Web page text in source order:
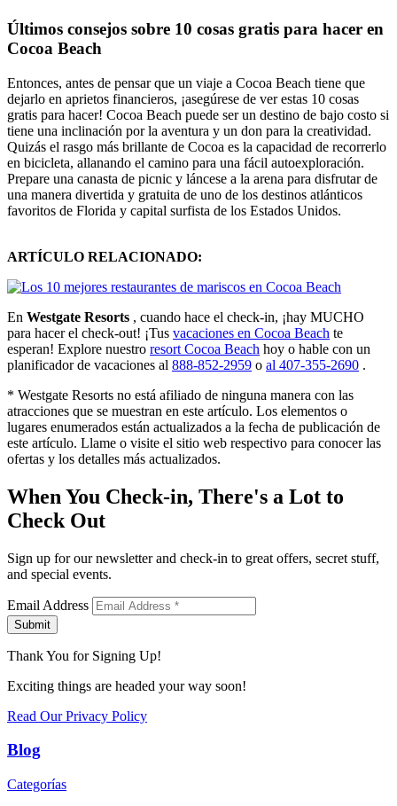
Últimos consejos sobre 10 cosas gratis para hacer en
Cocoa Beach
Entonces, antes de pensar que un viaje a Cocoa Beach tiene que
dejarlo en aprietos financieros, ¡asegúrese de ver estas 10 cosas
gratis para hacer! Cocoa Beach puede ser un destino de bajo costo si
tiene una inclinación por la aventura y un don para la creatividad.
Quizás el rasgo más brillante de Cocoa es la capacidad de recorrerlo
en bicicleta, allanando el camino para una fácil autoexploración.
Prepare una canasta de picnic y láncese a la arena para disfrutar de
una manera divertida y gratuita de uno de los destinos atlánticos
favoritos de Florida y capital surfista de los Estados Unidos.
ARTÍCULO RELACIONADO:
En Westgate Resorts , cuando hace el check-in, ¡hay MUCHO
para hacer el check-out! ¡Tus vacaciones en Cocoa Beach te
esperan! Explore nuestro resort Cocoa Beach hoy o hable con un
planificador de vacaciones al 888-852-2959 o al 407-355-2690 .
* Westgate Resorts no está afiliado de ninguna manera con las
atracciones que se muestran en este artículo. Los elementos o
lugares enumerados están actualizados a la fecha de publicación de
este artículo. Llame o visite el sitio web respectivo para conocer las
ofertas y los detalles más actualizados.
When You Check-in, There's a Lot to
Check Out
Sign up for our newsletter and check-in to great offers, secret stuff,
and special events.
Email Address
Submit
Thank You for Signing Up!
Exciting things are headed your way soon!
Read Our Privacy Policy
Blog
Categorías